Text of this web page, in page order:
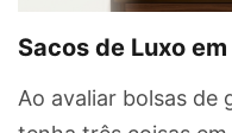
Sacos de Luxo
Ao avaliar bolsas de